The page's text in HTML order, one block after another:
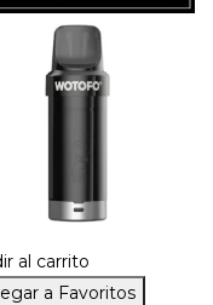
al carrito
a Favoritos